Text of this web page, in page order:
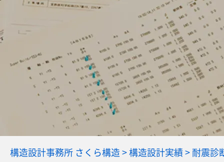
構造設計事務所 さくら構造>構造設計実績>耐震診